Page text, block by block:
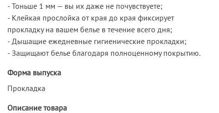
- Тоньше 1 мм — вы их даже не почувствуете;
- Клейкая прослойка от края до края фиксирует
прокладку на вашем белье в течение всего дня;
- Дышащие ежедневные гигиенические прокладки;
- Защищают белье благодаря полноценному покрытию.
Форма выпуска
Прокладка
Описание товара